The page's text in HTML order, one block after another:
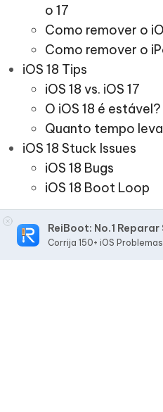
o 17
Como remover o
Como remover o
iOS 18 Tips
iOS 18 vs. iOS 17
O iOS 18 é estável?
Quanto tempo
iOS 18 Stuck Issues
iOS 18 Bugs
iOS 18 Boot Loop
ReiBoot: No.1 Reparar
Corrija 150+ iOS